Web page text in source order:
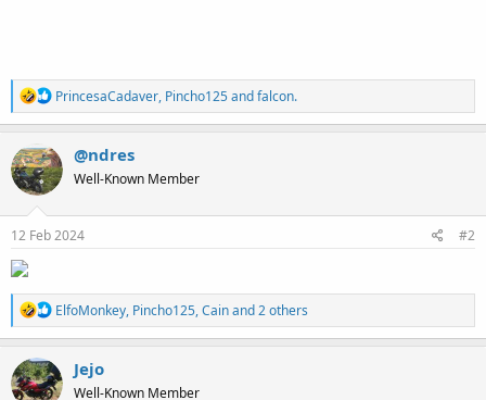
R
e
a
t
i
n
s
PrincesaCadaver, Pincho125andfalcon.
@ndres
Well-Known Member
12 Feb 2024 #2
R
e
a
c
t
i
ElfoMonkey, Pincho125,Cainand 2 others
Jejo
Well-Known Member